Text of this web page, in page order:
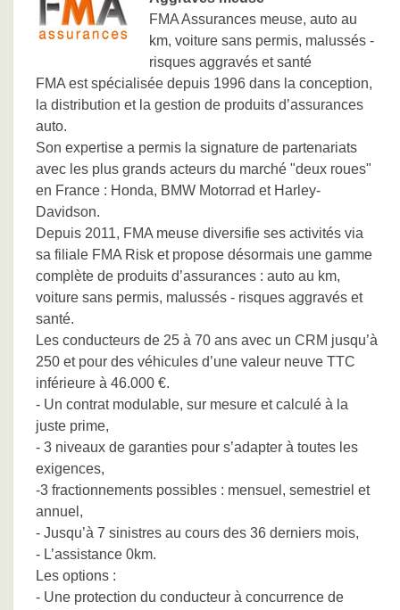
FMA Assurances meuse, auto au
km, voiture sans permis, malussés -
risques aggravés et santé
FMA est spécialisée depuis 1996 dans la conception,
la distribution et la gestion de produits d’assurances
auto.
Son expertise a permis la signature de partenariats
avec les plus grands acteurs du marché "deux roues"
en France : Honda, BMW Motorrad et Harley-
Davidson.
Depuis 2011, FMA meuse diversifie ses activités via
sa filiale FMA Risk et propose désormais une gamme
complète de produits d’assurances : auto au km,
voiture sans permis, malussés - risques aggravés et
santé.
Les conducteurs de 25 à 70 ans avec un CRM jusqu’à
250 et pour des véhicules d’une valeur neuve TTC
inférieure à 46.000 €.
- Un contrat modulable, sur mesure et calculé à la
juste prime,
- 3 niveaux de garanties pour s’adapter à toutes les
exigences,
-3 fractionnements possibles : mensuel, semestriel et
annuel,
- Jusqu’à 7 sinistres au cours des 36 derniers mois,
- L’assistance 0km.
Les options :
- Une protection du conducteur à concurrence de